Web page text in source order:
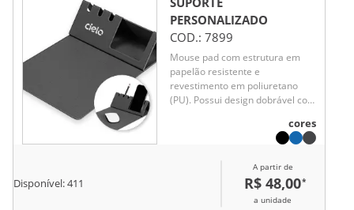
PERSONALIZADO
COD.: 7899
Mouse pad com estrutura em
papelão resistente e
revestimento em poliuretano
(PU). Possui design dobrável com
cores
Disponível:411
A partir de
R$ 48,00*
a unidade